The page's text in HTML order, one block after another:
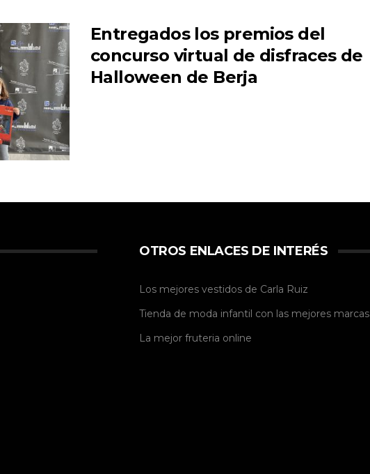
Entregados los premios del
concurso virtual de disfraces de
Halloween de Berja
OTROS ENLACES DE INTERÉS
Los mejores vestidos de Carla Ruiz
Tienda de moda infantil con las mejores marcas
La mejor fruteria online